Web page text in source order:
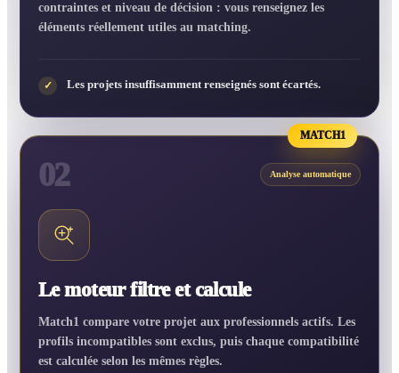
contraintes et niveau de décision : vous renseignez les
éléments réellement utiles au matching.
✓ Les projets insuffisamment renseignés sont écartés.
MATCH1
02 Analyse automatique
Le moteur filtre et calcule
Match1 compare votre projet aux professionnels actifs. Les
profils incompatibles sont exclus, puis chaque compatibilité
est calculée selon les mêmes règles.